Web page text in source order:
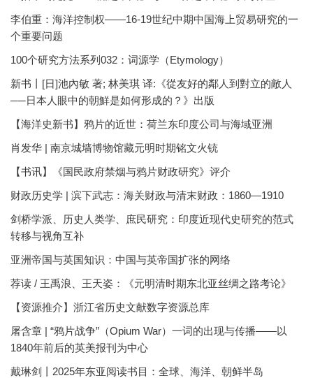
李伯重：海洋控制权——16-19世纪中期中国海上贸易研究的一
个重要问题
100个研究方法系列032：词源学（Etymology）
新书丨[日]池內敏 著; 林美琪 译:《從友好的鄰人到對立的敵人
──日本人眼中的朝鮮是如何形成的？》出版
【海洋史新书】鸦片的近世：荷兰东印度公司与海域亚洲
肖发华 | 南京城墙博物馆藏元明时期铭文火铳
【书讯】《国民政府禁烟与鸦片财政研究》评介
财政历史学 | 滨下武志：海关财政与清末财政：1860—1910
剑桥学派、历史人类学、庶民研究：印度近现代史研究的范式
转移与视角互补
亚洲帝国与英国知识：中国与英帝国扩张的网络
荐读 / 王禹浪、王天姿：《元明清时期东北亚丝绸之路考论》
【资源推介】浙江省历史文献数字资源总库
屠含章 | “鸦片战争”（Opium War）一词的出现与传播——以
1840年前后的英美报刊为中心
戴琳剑丨2025年东亚阅读书目：全球、海洋、朝鲜半岛